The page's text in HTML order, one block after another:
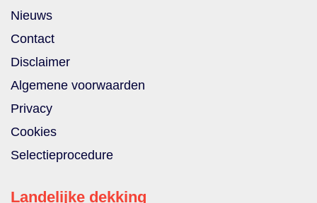
Nieuws
Contact
Disclaimer
Algemene voorwaarden
Privacy
Cookies
Selectieprocedure
Landelijke dekking